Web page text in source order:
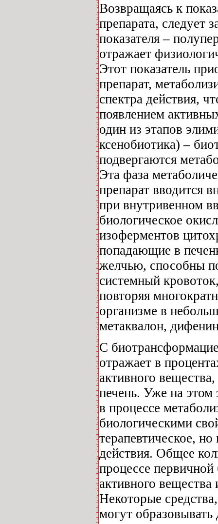
Возвращаясь к
препарата, следует
показателя –
отражает
Этот показатель
препарат,
спектра действия,
появлением
один из этапов
ксенобиотика) –
подвергаются
Эта фаза
препарат вводится
при внутривенном
биологическое
изоферментов
попадающие в
желчью, способны
системный
повторяя
организме в
метаквалон,
С
отражает в
активного
печень. Уже на этом
в процессе
биологическими
терапевтическое,
действия. Общее
процессе
активного вещества
Некоторые
могут